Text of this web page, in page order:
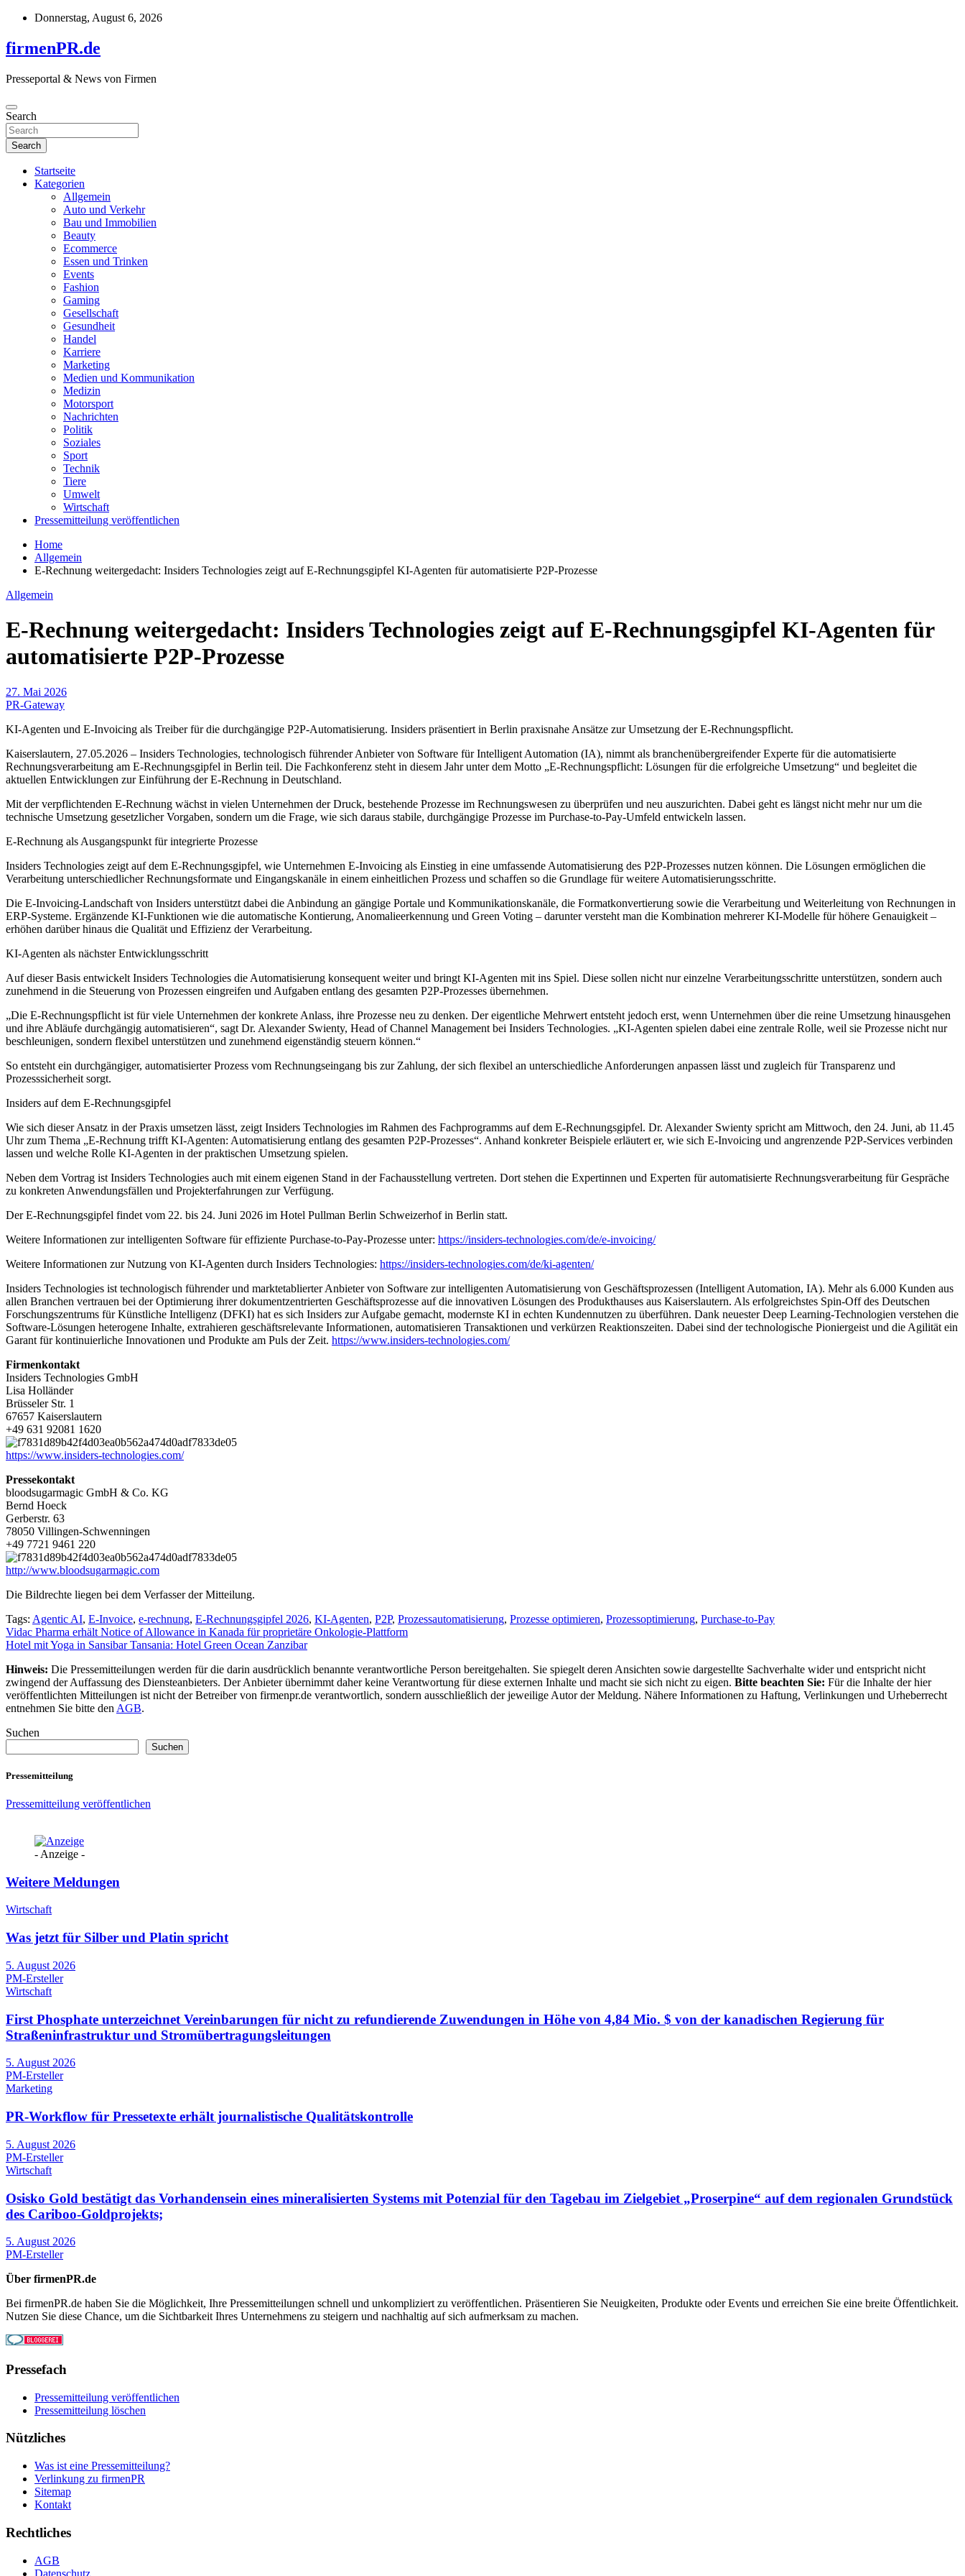
Skip
content
Donnerstag, August 6, 2026
firmenPR.de
Presseportal & News von Firmen
Search
Search
Startseite
Kategorien
Allgemein
Auto und Verkehr
Bau und Immobilien
Beauty
Ecommerce
Essen und Trinken
Events
Fashion
Gaming
Gesellschaft
Gesundheit
Handel
Karriere
Marketing
Medien und Kommunikation
Medizin
Motorsport
Nachrichten
Politik
Soziales
Sport
Technik
Tiere
Umwelt
Wirtschaft
Pressemitteilung veröffentlichen
Home
Allgemein
E-Rechnung weitergedacht: Insiders Technologies zeigt auf E-Rechnungsgipfel KI-Agenten für automatisierte P2P-Prozesse
Allgemein
E-Rechnung weitergedacht: Insiders Technologies zeigt auf E-Rechnungsgipfel KI-Agenten für
automatisierte P2P-Prozesse
27. Mai 2026
PR-Gateway
KI-Agenten und E-Invoicing als Treiber für die durchgängige P2P-Automatisierung. Insiders präsentiert in Berlin praxisnahe Ansätze zur Umsetzung der E-Rechnungspflicht.
Kaiserslautern, 27.05.2026 – Insiders Technologies, technologisch führender Anbieter von Software für Intelligent Automation (IA), nimmt als branchenübergreifender Experte für die automatisierte
Rechnungsverarbeitung am E-Rechnungsgipfel in Berlin teil. Die Fachkonferenz steht in diesem Jahr unter dem Motto „E-Rechnungspflicht: Lösungen für die erfolgreiche Umsetzung“ und begleitet die
aktuellen Entwicklungen zur Einführung der E-Rechnung in Deutschland.
Mit der verpflichtenden E-Rechnung wächst in vielen Unternehmen der Druck, bestehende Prozesse im Rechnungswesen zu überprüfen und neu auszurichten. Dabei geht es längst nicht mehr nur um die
technische Umsetzung gesetzlicher Vorgaben, sondern um die Frage, wie sich daraus stabile, durchgängige Prozesse im Purchase-to-Pay-Umfeld entwickeln lassen.
E-Rechnung als Ausgangspunkt für integrierte Prozesse
Insiders Technologies zeigt auf dem E-Rechnungsgipfel, wie Unternehmen E-Invoicing als Einstieg in eine umfassende Automatisierung des P2P-Prozesses nutzen können. Die Lösungen ermöglichen die
Verarbeitung unterschiedlicher Rechnungsformate und Eingangskanäle in einem einheitlichen Prozess und schaffen so die Grundlage für weitere Automatisierungsschritte.
Die E-Invoicing-Landschaft von Insiders unterstützt dabei die Anbindung an gängige Portale und Kommunikationskanäle, die Formatkonvertierung sowie die Verarbeitung und Weiterleitung von Rechnungen in
ERP-Systeme. Ergänzende KI-Funktionen wie die automatische Kontierung, Anomalieerkennung und Green Voting – darunter versteht man die Kombination mehrerer KI-Modelle für höhere Genauigkeit –
erhöhen darüber hinaus die Qualität und Effizienz der Verarbeitung.
KI-Agenten als nächster Entwicklungsschritt
Auf dieser Basis entwickelt Insiders Technologies die Automatisierung konsequent weiter und bringt KI-Agenten mit ins Spiel. Diese sollen nicht nur einzelne Verarbeitungsschritte unterstützen, sondern auch
zunehmend in die Steuerung von Prozessen eingreifen und Aufgaben entlang des gesamten P2P-Prozesses übernehmen.
„Die E-Rechnungspflicht ist für viele Unternehmen der konkrete Anlass, ihre Prozesse neu zu denken. Der eigentliche Mehrwert entsteht jedoch erst, wenn Unternehmen über die reine Umsetzung hinausgehen
und ihre Abläufe durchgängig automatisieren“, sagt Dr. Alexander Swienty, Head of Channel Management bei Insiders Technologies. „KI-Agenten spielen dabei eine zentrale Rolle, weil sie Prozesse nicht nur
beschleunigen, sondern flexibel unterstützen und zunehmend eigenständig steuern können.“
So entsteht ein durchgängiger, automatisierter Prozess vom Rechnungseingang bis zur Zahlung, der sich flexibel an unterschiedliche Anforderungen anpassen lässt und zugleich für Transparenz und
Prozesssicherheit sorgt.
Insiders auf dem E-Rechnungsgipfel
Wie sich dieser Ansatz in der Praxis umsetzen lässt, zeigt Insiders Technologies im Rahmen des Fachprogramms auf dem E-Rechnungsgipfel. Dr. Alexander Swienty spricht am Mittwoch, den 24. Juni, ab 11.45
Uhr zum Thema „E-Rechnung trifft KI-Agenten: Automatisierung entlang des gesamten P2P-Prozesses“. Anhand konkreter Beispiele erläutert er, wie sich E-Invoicing und angrenzende P2P-Services verbinden
lassen und welche Rolle KI-Agenten in der praktischen Umsetzung spielen.
Neben dem Vortrag ist Insiders Technologies auch mit einem eigenen Stand in der Fachausstellung vertreten. Dort stehen die Expertinnen und Experten für automatisierte Rechnungsverarbeitung für Gespräche
zu konkreten Anwendungsfällen und Projekterfahrungen zur Verfügung.
Der E-Rechnungsgipfel findet vom 22. bis 24. Juni 2026 im Hotel Pullman Berlin Schweizerhof in Berlin statt.
Weitere Informationen zur intelligenten Software für effiziente Purchase-to-Pay-Prozesse unter: https://insiders-technologies.com/de/e-invoicing/
Weitere Informationen zur Nutzung von KI-Agenten durch Insiders Technologies: https://insiders-technologies.com/de/ki-agenten/
Insiders Technologies ist technologisch führender und marktetablierter Anbieter von Software zur intelligenten Automatisierung von Geschäftsprozessen (Intelligent Automation, IA). Mehr als 6.000 Kunden aus
allen Branchen vertrauen bei der Optimierung ihrer dokumentzentrierten Geschäftsprozesse auf die innovativen Lösungen des Produkthauses aus Kaiserslautern. Als erfolgreichstes Spin-Off des Deutschen
Forschungszentrums für Künstliche Intelligenz (DFKI) hat es sich Insiders zur Aufgabe gemacht, modernste KI in echten Kundennutzen zu überführen. Dank neuester Deep Learning-Technologien verstehen die
Software-Lösungen heterogene Inhalte, extrahieren geschäftsrelevante Informationen, automatisieren Transaktionen und verkürzen Reaktionszeiten. Dabei sind der technologische Pioniergeist und die Agilität ein
Garant für kontinuierliche Innovationen und Produkte am Puls der Zeit. https://www.insiders-technologies.com/
Firmenkontakt
Insiders Technologies GmbH
Lisa Holländer
Brüsseler Str. 1
67657 Kaiserslautern
+49 631 92081 1620
https://www.insiders-technologies.com/
Pressekontakt
bloodsugarmagic GmbH & Co. KG
Bernd Hoeck
Gerberstr. 63
78050 Villingen-Schwenningen
+49 7721 9461 220
http://www.bloodsugarmagic.com
Die Bildrechte liegen bei dem Verfasser der Mitteilung.
Tags: Agentic AI, E-Invoice, e-rechnung, E-Rechnungsgipfel 2026, KI-Agenten, P2P, Prozessautomatisierung, Prozesse optimieren, Prozessoptimierung, Purchase-to-Pay
Beitragsnavigation
Vidac Pharma erhält Notice of Allowance in Kanada für proprietäre Onkologie-Plattform
Hotel mit Yoga in Sansibar Tansania: Hotel Green Ocean Zanzibar
Hinweis: Die Pressemitteilungen werden für die darin ausdrücklich benannte verantwortliche Person bereitgehalten. Sie spiegelt deren Ansichten sowie dargestellte Sachverhalte wider und entspricht nicht
zwingend der Auffassung des Diensteanbieters. Der Anbieter übernimmt daher keine Verantwortung für diese externen Inhalte und macht sie sich nicht zu eigen. Bitte beachten Sie: Für die Inhalte der hier
veröffentlichten Mitteilungen ist nicht der Betreiber von firmenpr.de verantwortlich, sondern ausschließlich der jeweilige Autor der Meldung. Nähere Informationen zu Haftung, Verlinkungen und Urheberrecht
entnehmen Sie bitte den AGB.
Suchen
Suchen
Pressemitteilung
Pressemitteilung veröffentlichen
- Anzeige -
Weitere Meldungen
Wirtschaft
Was jetzt für Silber und Platin spricht
5. August 2026
PM-Ersteller
Wirtschaft
First Phosphate unterzeichnet Vereinbarungen für nicht zu refundierende Zuwendungen in Höhe von 4,84 Mio. $ von der kanadischen Regierung für
Straßeninfrastruktur und Stromübertragungsleitungen
5. August 2026
PM-Ersteller
Marketing
PR-Workflow für Pressetexte erhält journalistische Qualitätskontrolle
5. August 2026
PM-Ersteller
Wirtschaft
Osisko Gold bestätigt das Vorhandensein eines mineralisierten Systems mit Potenzial für den Tagebau im Zielgebiet „Proserpine“ auf dem regionalen Grundstück
des Cariboo-Goldprojekts;
5. August 2026
PM-Ersteller
Über firmenPR.de
Bei firmenPR.de haben Sie die Möglichkeit, Ihre Pressemitteilungen schnell und unkompliziert zu veröffentlichen. Präsentieren Sie Neuigkeiten, Produkte oder Events und erreichen Sie eine breite Öffentlichkeit.
Nutzen Sie diese Chance, um die Sichtbarkeit Ihres Unternehmens zu steigern und nachhaltig auf sich aufmerksam zu machen.
Pressefach
Pressemitteilung veröffentlichen
Pressemitteilung löschen
Nützliches
Was ist eine Pressemitteilung?
Verlinkung zu firmenPR
Sitemap
Kontakt
Rechtliches
AGB
Datenschutz